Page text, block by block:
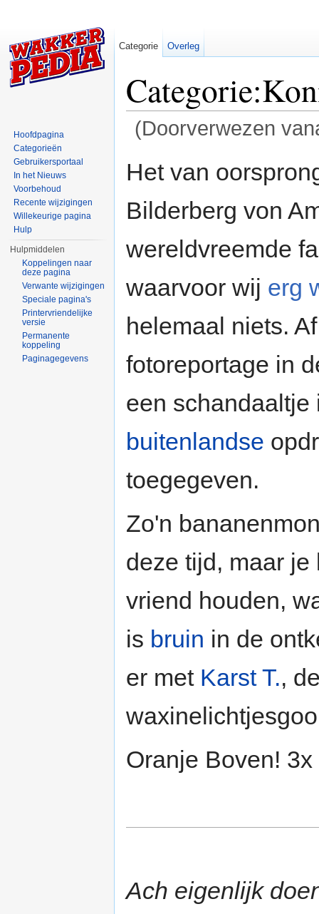
(Doorverwezen
Het van
Bilderberg von
wereldvreemde
waarvoor wij erg
helemaal niets.
fotoreportage in
een
buitenlandse
toegegeven.
Zo'n
deze tijd, maar je
vriend houden,
is bruin in de
er met Karst T.,
Oranje Boven!
Ach eigenlijk
Categorie Overleg
Hoofdpagina
Categorieën
Gebruikersportaal
In het Nieuws
Voorbehoud
Recente wijzigingen
Willekeurige pagina
Hulp
Hulpmiddelen
Koppelingen naar
deze pagina
Verwante wijzigingen
Speciale pagina's
Printervriendelijke
versie
Permanente
koppeling
Paginagegevens